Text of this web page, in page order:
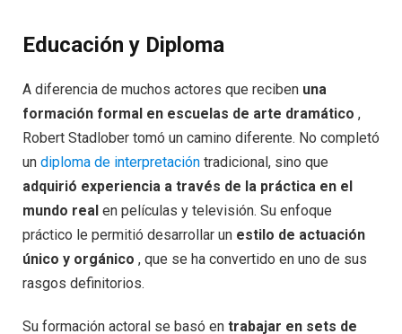
Educación y Diploma
A diferencia de muchos actores que reciben una
formación formal en escuelas de arte dramático ,
Robert Stadlober tomó un camino diferente. No completó
un diploma de interpretación tradicional, sino que
adquirió experiencia a través de la práctica en el
mundo real en películas y televisión. Su enfoque
práctico le permitió desarrollar un estilo de actuación
único y orgánico , que se ha convertido en uno de sus
rasgos definitorios.
Su formación actoral se basó en trabajar en sets de